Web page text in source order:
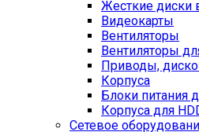
Жесткие диски
Видеокарты
Вентиляторы
Вентиляторы
Приводы,
Корпуса
Блоки питания
Корпуса для
Сетевое